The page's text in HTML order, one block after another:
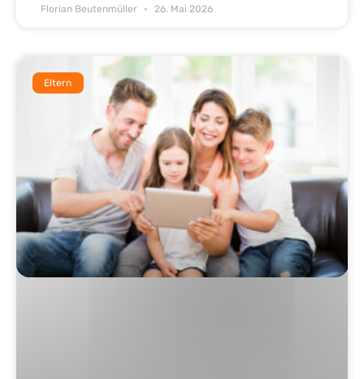
Florian Beutenmüller 26. Mai 2026
Eltern